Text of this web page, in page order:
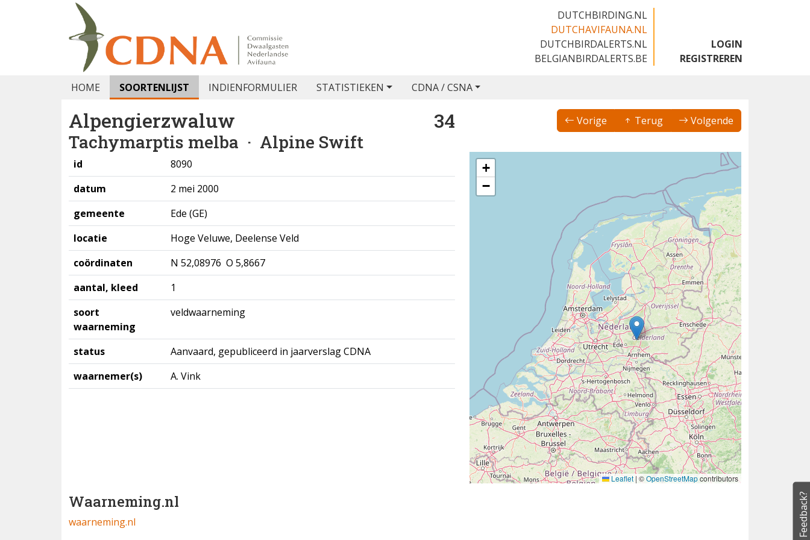
DUTCHBIRDING.NL
DUTCHAVIFAUNA.NL
DUTCHBIRDALERTS.NL
BELGIANBIRDALERTS.BE
LOGIN
REGISTREREN
HOME SOORTENLIJST INDIENFORMULIER STATISTIEKEN CDNA / CSNA
Alpengierzwaluw 34
Tachymarptis melba · Alpine Swift
Vorige Terug Volgende
id
8090
datum
2 mei 2000
gemeente
Ede (GE)
locatie
Hoge Veluwe, Deelense Veld
coördinaten
N 52,08976 O 5,8667
aantal, kleed
1
soort
waarneming
veldwaarneming
status
Aanvaard, gepubliceerd in jaarverslag CDNA
waarnemer(s)
A. Vink
+
−
Leaflet |©OpenStreetMapcontributors
Waarneming.nl
waarneming.nl Feedback?